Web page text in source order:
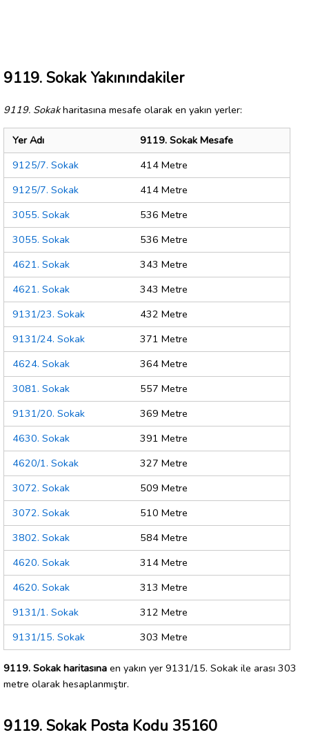
9119. Sokak Yakınındakiler
9119. Sokakharitasına mesafe olarak en yakın yerler:
Yer Adı
9119. Sokak Mesafe
9125/7. Sokak
414 Metre
9125/7. Sokak
414 Metre
3055. Sokak
536 Metre
3055. Sokak
536 Metre
4621. Sokak
343 Metre
4621. Sokak
343 Metre
9131/23. Sokak
432 Metre
9131/24. Sokak
371 Metre
4624. Sokak
364 Metre
3081. Sokak
557 Metre
9131/20. Sokak
369 Metre
4630. Sokak
391 Metre
4620/1. Sokak
327 Metre
3072. Sokak
509 Metre
3072. Sokak
510 Metre
3802. Sokak
584 Metre
4620. Sokak
314 Metre
4620. Sokak
313 Metre
9131/1. Sokak
312 Metre
9131/15. Sokak
303 Metre
9119. Sokak haritasına en yakın yer 9131/15. Sokak ile arası 303
metre olarak hesaplanmıştır.
9119. Sokak Posta Kodu 35160